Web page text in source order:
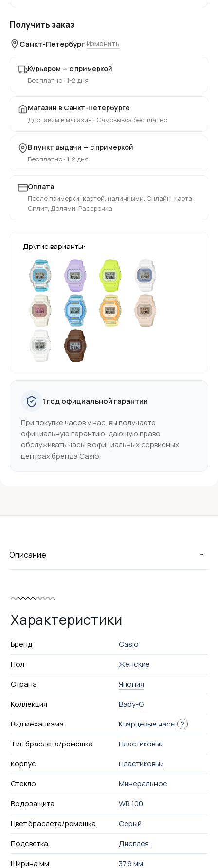
Получить заказ
Санкт-Петербург Изменить
Курьером — с примеркой
Бесплатно · 1-2 дня
Магазин в Санкт-Петербурге
Доставим в магазин · Самовывоз бесплатно
В пункт выдачи — с примеркой
Бесплатно · 1-2 дня
Оплата
После примерки: картой, наличными. Онлайн: карта,
Сплит, Долями, Рассрочка
Другие варианты:
1 год официальной гарантии
При покупке часов у нас, вы получаете
официальную гарантию, дающую право
обслуживать часы в официальных сервисных
центрах бренда Casio.
-
Описание
Характеристики
Бренд
Casio
Пол
Женские
Страна
Япония
Коллекция
Baby-G
Вид механизма
Кварцевые часы ?
Тип браслета/ремешка
Пластиковый
Корпус
Пластиковый
Стекло
Минеральное
Водозащита
WR 100
Цвет браслета/ремешка
Серый
Подсветка
Дисплея
Ширина мм
37.9 мм.